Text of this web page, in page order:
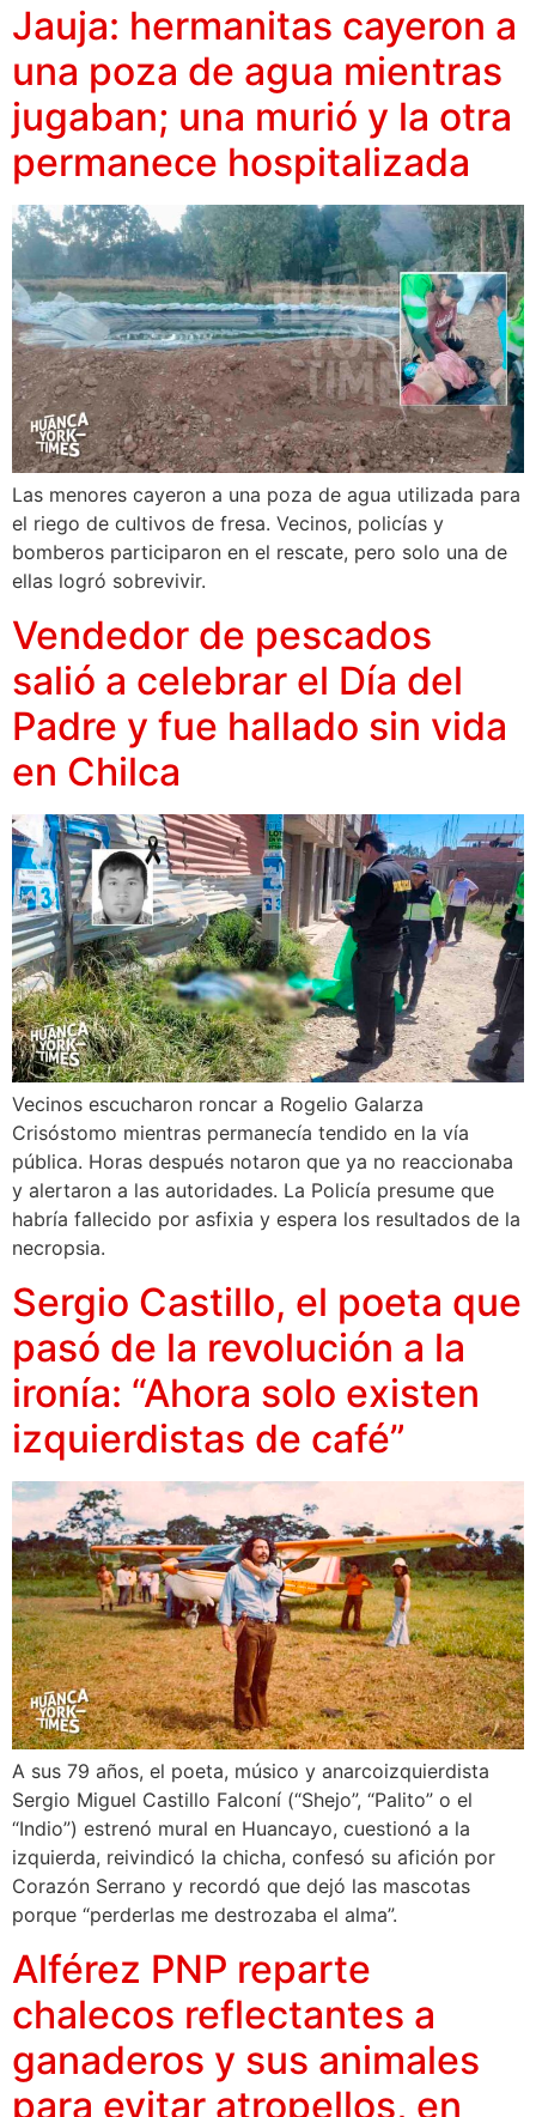
Jauja: hermanitas cayeron a
una poza de agua mientras
jugaban; una murió y la otra
permanece hospitalizada
Las menores cayeron a una poza de agua utilizada para
el riego de cultivos de fresa. Vecinos, policías y
bomberos participaron en el rescate, pero solo una de
ellas logró sobrevivir.
Vendedor de pescados
salió a celebrar el Día del
Padre y fue hallado sin vida
en Chilca
Vecinos escucharon roncar a Rogelio Galarza
Crisóstomo mientras permanecía tendido en la vía
pública. Horas después notaron que ya no reaccionaba
y alertaron a las autoridades. La Policía presume que
habría fallecido por asfixia y espera los resultados de la
necropsia.
Sergio Castillo, el poeta que
pasó de la revolución a la
ironía: “Ahora solo existen
izquierdistas de café”
A sus 79 años, el poeta, músico y anarcoizquierdista
Sergio Miguel Castillo Falconí (“Shejo”, “Palito” o el
“Indio”) estrenó mural en Huancayo, cuestionó a la
izquierda, reivindicó la chicha, confesó su afición por
Corazón Serrano y recordó que dejó las mascotas
porque “perderlas me destrozaba el alma”.
Alférez PNP reparte
chalecos reflectantes a
ganaderos y sus animales
para evitar atropellos, en